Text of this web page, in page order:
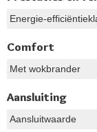
Energie-
Comfort
Met wokbrander
Aansluiting
Aansluitwaarde